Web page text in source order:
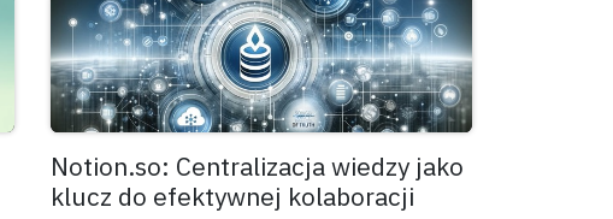
Notion.so: Centralizacja wiedzy jako
klucz do efektywnej kolaboracji